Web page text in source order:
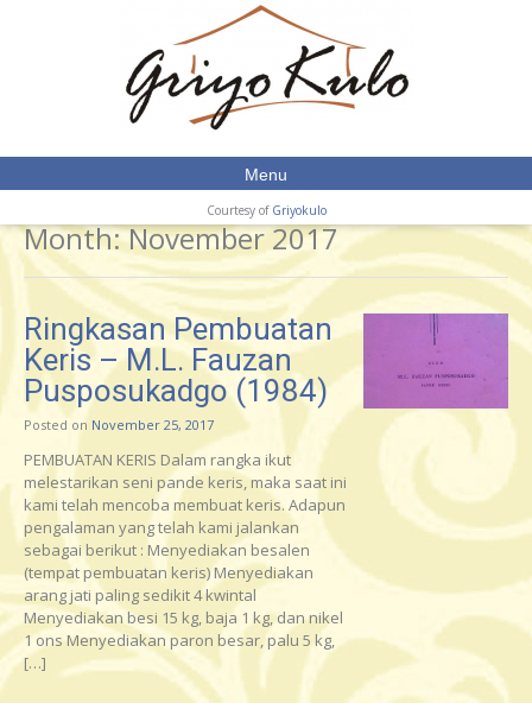
Menu
Courtesy of Griyokulo
Month:November 2017
Ringkasan Pembuatan
Keris – M.L. Fauzan
Pusposukadgo (1984)
Posted on November 25, 2017
PEMBUATAN KERIS Dalam rangka ikut
melestarikan seni pande keris, maka saat ini
kami telah mencoba membuat keris. Adapun
pengalaman yang telah kami jalankan
sebagai berikut : Menyediakan besalen
(tempat pembuatan keris) Menyediakan
arang jati paling sedikit 4 kwintal
Menyediakan besi 15 kg, baja 1 kg, dan nikel
1 ons Menyediakan paron besar, palu 5 kg,
[…]